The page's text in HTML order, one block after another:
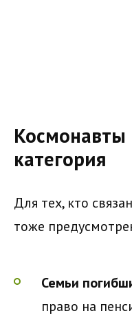
Космонавты
категория
Для тех, кто
тоже
Семьи
право на